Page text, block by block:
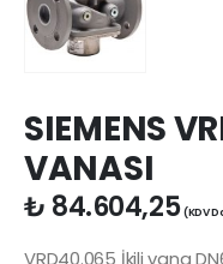
SIEMENS
VANASI
₺ 84.604,25(KDV
VRD40.065 İkili vana